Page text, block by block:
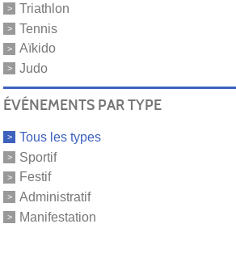
Triathlon
Tennis
Aïkido
Judo
ÉVÉNEMENTS PAR TYPE
Tous les types
Sportif
Festif
Administratif
Manifestation